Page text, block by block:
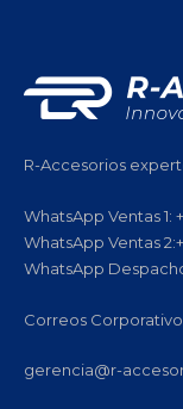
R-Accesorios
WhatsApp Ventas 1:
WhatsApp Ventas
WhatsApp
Correos
gerencia@r-